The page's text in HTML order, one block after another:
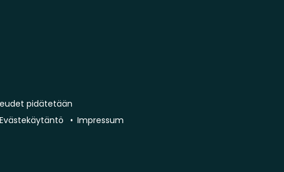
pidätetään
Evästekäytäntö Impressum